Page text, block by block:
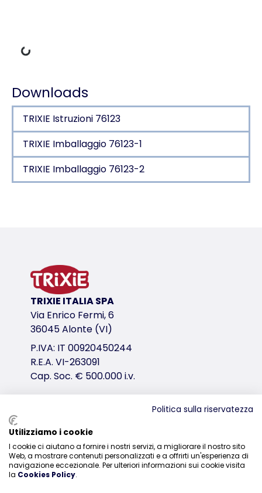
Dati di carico
Downloads
TRIXIE Istruzioni 76123
TRIXIE Imballaggio 76123-1
TRIXIE Imballaggio 76123-2
flusso regolabile
con protezione contro il funzionamento a secco,
incl. 2 m di tubo di trasporto regolabile
a basso consumo energetico
consumo d'acqua circa 300 ml/h
in plastica
Nota: questo prodotto è dotato di una presa
variante di prodotto
variante di prodotto: numero unico del
Misure
3 l/28 × 27 × 15 cm
link per il download
TRIXIE Istruzioni 76123
TRIXIE ITALIA SPA
Via Enrico Fermi, 6
36045 Alonte (VI)
P.IVA: IT 00920450244
R.E.A. VI-263091
Cap. Soc. € 500.000 i.v.
Distribuzione
0444-835329
Politica sulla riservatezza
Utilizziamo i cookie
I cookie ci aiutano a fornire i nostri servizi, a migliorare il nostro sito
Web, a mostrare contenuti personalizzati e a offrirti un'esperienza di
navigazione eccezionale. Per ulteriori informazioni sui cookie visita
la Cookies Policy.